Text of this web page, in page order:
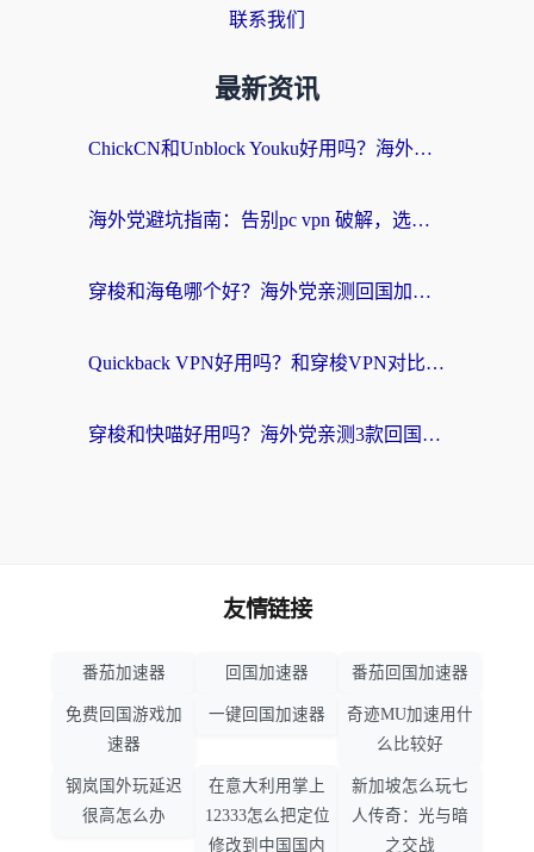
联系我们
最新资讯
ChickCN和Unblock Youku好用吗？海外党亲测3款回国加速器，附iOS免费选择指南
海外党避坑指南：告别pc vpn 破解，选对回国加速器轻松访问国内资源
穿梭和海龟哪个好？海外党亲测回国加速器，附电脑免费VPN推荐
Quickback VPN好用吗？和穿梭VPN对比哪个回国效果更好？海外党必看的真实测评与选择指南
穿梭和快喵好用吗？海外党亲测3款回国加速器，附日本回国VPN避坑指南
友情链接
番茄加速器 回国加速器 番茄回国加速器
免费回国游戏加
速器
一键回国加速器
奇迹MU加速用什
么比较好
钢岚国外玩延迟
很高怎么办
在意大利用掌上
12333怎么把定位
修改到中国国内
新加坡怎么玩七
人传奇：光与暗
之交战